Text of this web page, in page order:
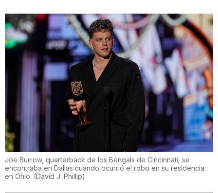
Joe Burrow, quarterback de los Bengals de Cincinnati, se
encontraba en Dallas cuando ocurrió el robo en su residencia
en Ohio. (David J. Phillip)